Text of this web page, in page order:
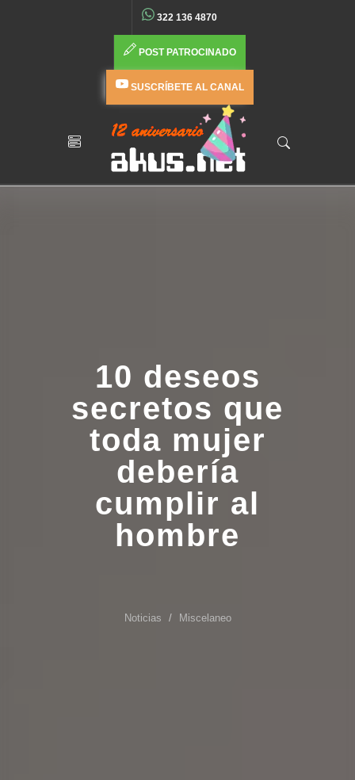
322 136 4870
POST PATROCINADO
SUSCRÍBETE AL CANAL
10 deseos
secretos que
toda mujer
debería
cumplir al
hombre
Noticias Miscelaneo